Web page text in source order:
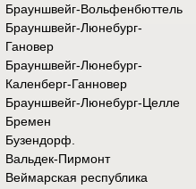
Брауншвейг-Вольфенбюттель
Брауншвейг-Люнебург-
Гановер
Брауншвейг-Люнебург-
Каленберг-Ганновер
Брауншвейг-Люнебург-Целле
Бремен
Бузендорф.
Вальдек-Пирмонт
Веймарская республика